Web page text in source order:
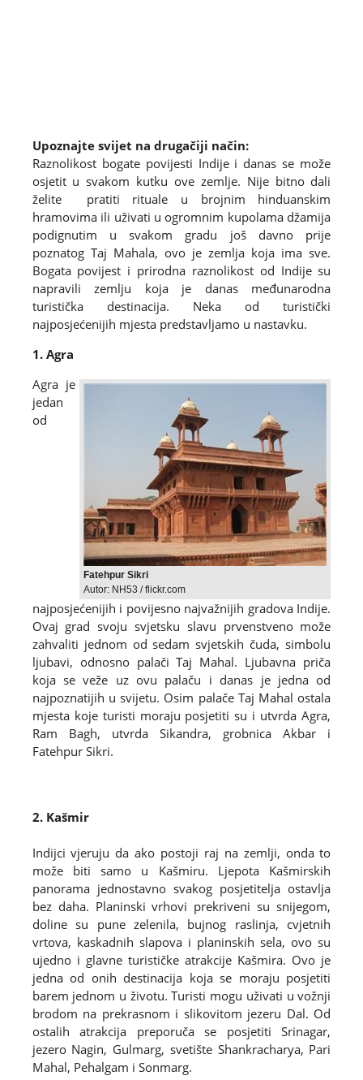
Upoznajte svijet na drugačiji način:
Raznolikost bogate povijesti Indije i danas se može
osjetit u svakom kutku ove zemlje. Nije bitno dali
želite pratiti rituale u brojnim hinduanskim
hramovima ili uživati u ogromnim kupolama džamija
podignutim u svakom gradu još davno prije
poznatog Taj Mahala, ovo je zemlja koja ima sve.
Bogata povijest i prirodna raznolikost od Indije su
napravili zemlju koja je danas međunarodna
turistička destinacija. Neka od turistički
najposjećenijih mjesta predstavljamo u nastavku.
1. Agra
Fatehpur Sikri
Autor: NH53 / flickr.com
Agra je
jedan
od
najposjećenijih i povijesno najvažnijih gradova Indije.
Ovaj grad svoju svjetsku slavu prvenstveno može
zahvaliti jednom od sedam svjetskih čuda, simbolu
ljubavi, odnosno palači Taj Mahal. Ljubavna priča
koja se veže uz ovu palaču i danas je jedna od
najpoznatijih u svijetu. Osim palače Taj Mahal ostala
mjesta koje turisti moraju posjetiti su i utvrda Agra,
Ram Bagh, utvrda Sikandra, grobnica Akbar i
Fatehpur Sikri.
2. Kašmir
Indijci vjeruju da ako postoji raj na zemlji, onda to
može biti samo u Kašmiru. Ljepota Kašmirskih
panorama jednostavno svakog posjetitelja ostavlja
bez daha. Planinski vrhovi prekriveni su snijegom,
doline su pune zelenila, bujnog raslinja, cvjetnih
vrtova, kaskadnih slapova i planinskih sela, ovo su
ujedno i glavne turističke atrakcije Kašmira. Ovo je
jedna od onih destinacija koja se moraju posjetiti
barem jednom u životu. Turisti mogu uživati u vožnji
brodom na prekrasnom i slikovitom jezeru Dal. Od
ostalih atrakcija preporuča se posjetiti Srinagar,
jezero Nagin, Gulmarg, svetište Shankracharya, Pari
Mahal, Pehalgam i Sonmarg.